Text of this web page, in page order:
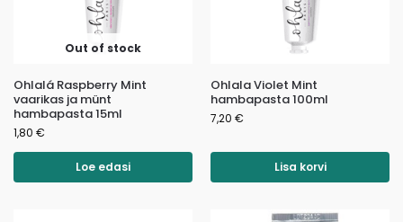
Out of stock
Ohlalá Raspberry Mint
vaarikas ja münt
hambapasta 15ml
1,80 €
Loe edasi
Ohlala Violet Mint
hambapasta 100ml
7,20 €
Lisa korvi